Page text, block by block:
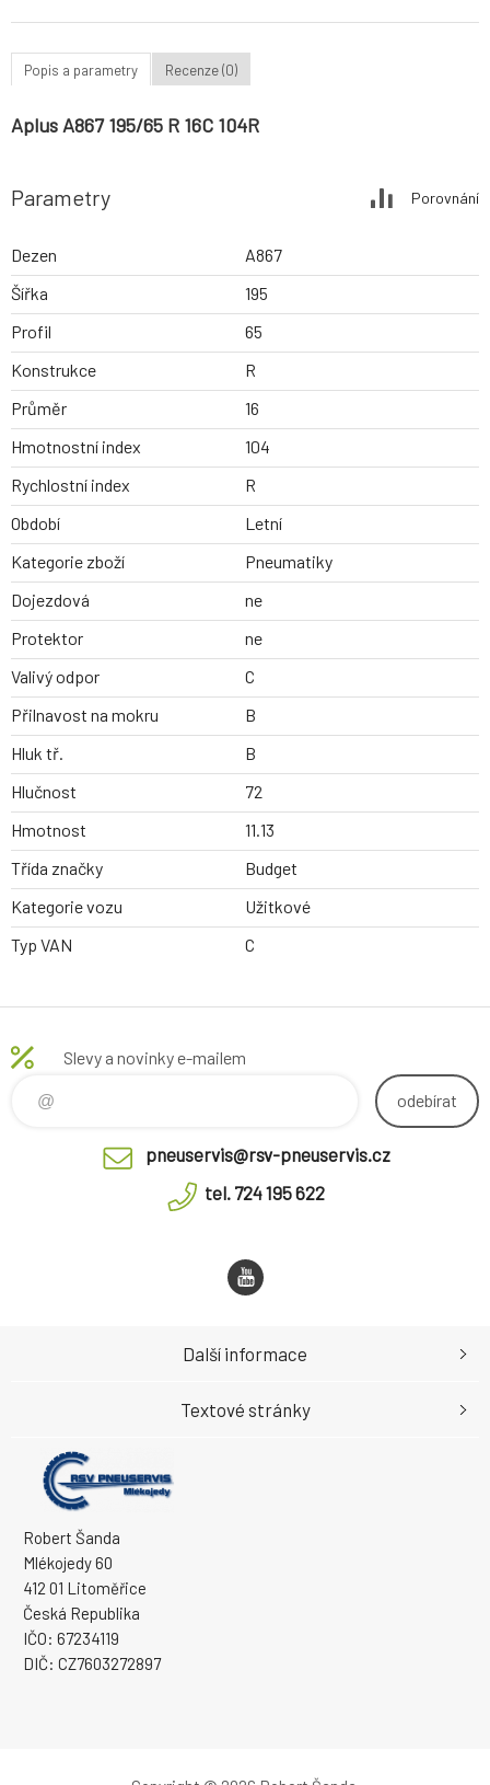
Popis a parametry Recenze (0)
Aplus A867 195/65 R 16C 104R
Parametry Porovnání
Dezen
A867
Šířka
195
Profil
65
Konstrukce
R
Průměr
16
Hmotnostní index
104
Rychlostní index
R
Období
Letní
Kategorie zboží
Pneumatiky
Dojezdová
ne
Protektor
ne
Valivý odpor
C
Přilnavost na mokru
B
Hluk tř.
B
Hlučnost
72
Hmotnost
11.13
Třída značky
Budget
Kategorie vozu
Užitkové
Typ VAN
C
Slevy a novinky e-mailem
odebírat
pneuservis@rsv-pneuservis.cz
tel. 724 195 622
Robert Šanda
Mlékojedy 60
412 01 Litoměřice
Česká Republika
IČO: 67234119
DIČ: CZ7603272897
Další informace
Textové stránky